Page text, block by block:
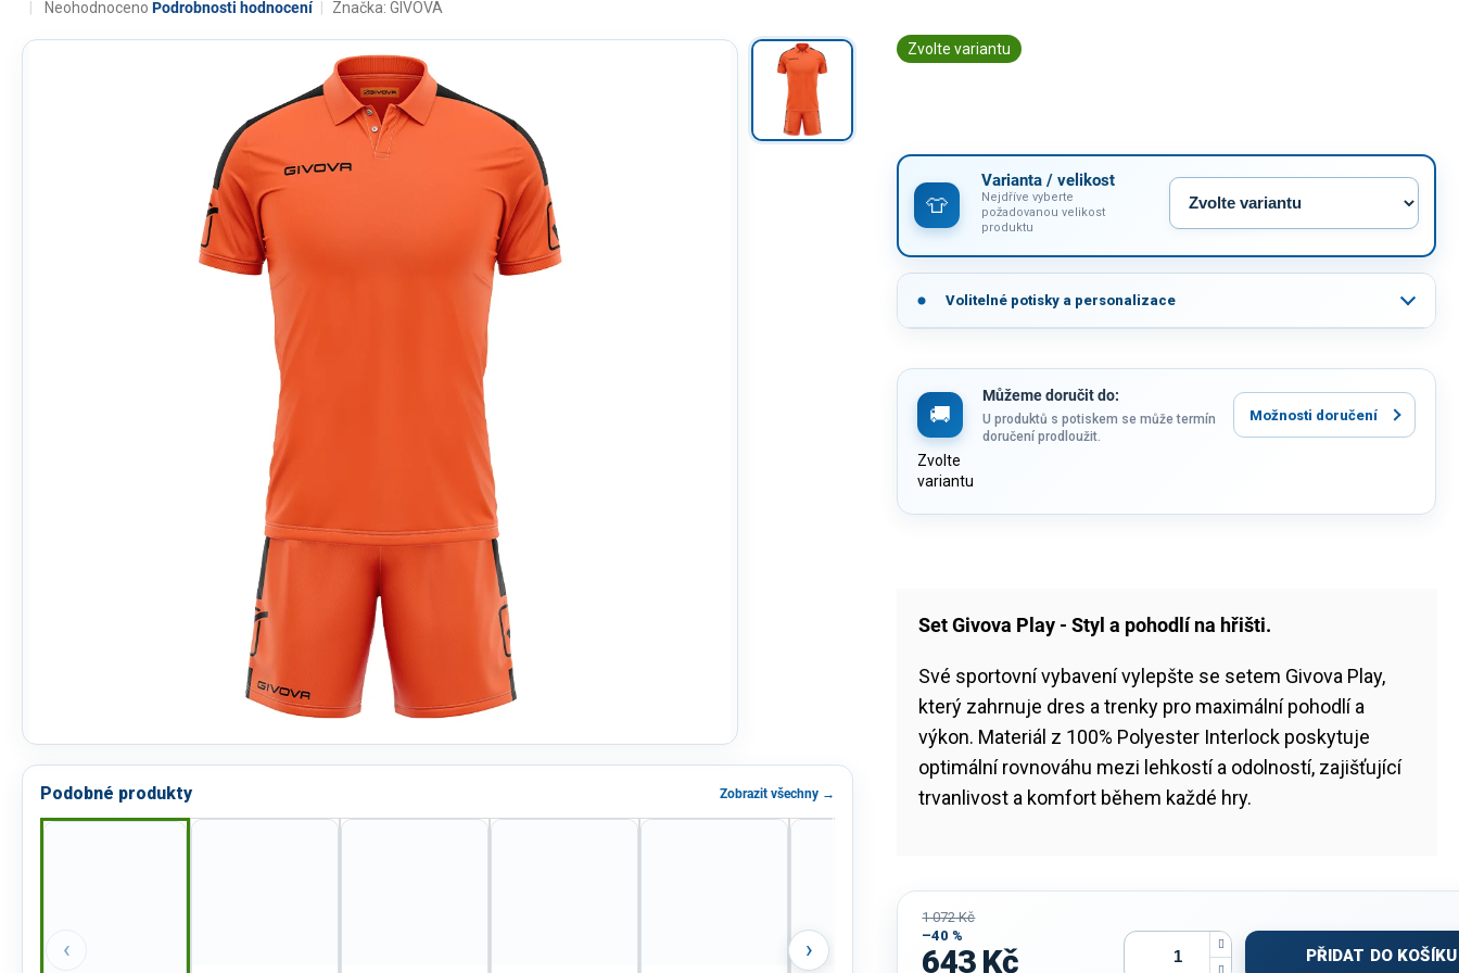
Průměrné
Neohodnoceno Podrobnosti hodnocení Značka: GIVOVA
Podobné produkty Zobrazit všechny →
‹ ›
Zvolte variantu
Varianta / velikost
Nejdříve vyberte
požadovanou velikost
produktu
Volitelné potisky a personalizace
Můžeme doručit do:
Zvolte
variantu
U produktů s potiskem se může termín
doručení prodloužit.
Možnosti doručení
Set Givova Play - Styl a pohodlí na hřišti.
Své sportovní vybavení vylepšte se setem Givova Play,
který zahrnuje dres a trenky pro maximální pohodlí a
výkon. Materiál z 100% Polyester Interlock poskytuje
optimální rovnováhu mezi lehkostí a odolností, zajišťující
trvanlivost a komfort během každé hry.
1 072 Kč
–40 %
643 Kč PŘIDAT DO KOŠÍKU